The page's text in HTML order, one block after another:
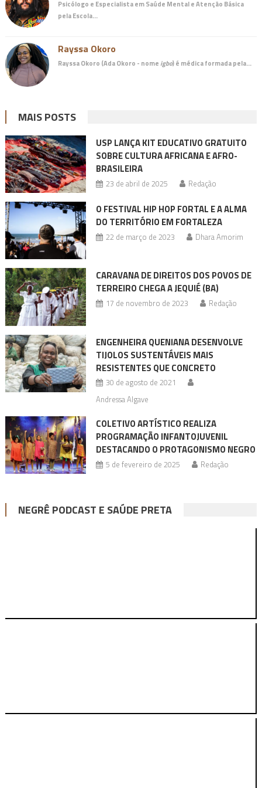
Psicólogo e Especialista em Saúde Mental e Atenção Básica
pela Escola…
Rayssa Okoro
Rayssa Okoro (Ada Okoro - nome igbo) é médicaformada pela…
MAIS POSTS
USP LANÇA KIT EDUCATIVO GRATUITO
SOBRE CULTURA AFRICANA E AFRO-
BRASILEIRA
23 de abril de 2025 Redação
O FESTIVAL HIP HOP FORTAL E A ALMA
DO TERRITÓRIO EM FORTALEZA
22 de março de 2023 Dhara Amorim
CARAVANA DE DIREITOS DOS POVOS DE
TERREIRO CHEGA A JEQUIÉ (BA)
17 de novembro de 2023 Redação
ENGENHEIRA QUENIANA DESENVOLVE
TIJOLOS SUSTENTÁVEIS MAIS
RESISTENTES QUE CONCRETO
30 de agosto de 2021
Andressa Algave
COLETIVO ARTÍSTICO REALIZA
PROGRAMAÇÃO INFANTOJUVENIL
DESTACANDO O PROTAGONISMO NEGRO
5 de fevereiro de 2025 Redação
NEGRÊ PODCAST E SAÚDE PRETA